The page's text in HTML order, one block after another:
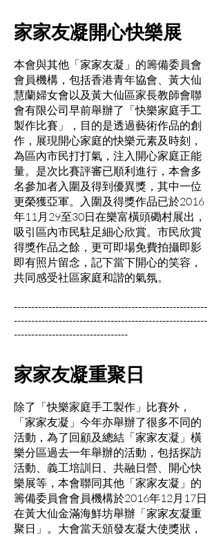
家家友凝開心快樂展
本會與其他「家家友凝」的籌備委員會
會員機構，包括香港青年協會、黃大仙
慧蘭婦女會以及黃大仙區家長教師會聯
會有限公司早前舉辦了「快樂家庭手工
製作比賽」，目的是透過藝術作品的創
作，展現開心家庭的快樂元素及時刻，
為區內市民打打氣，注入開心家庭正能
量。是次比賽評審已順利進行，本會多
名參加者入圍及得到優異獎，其中一位
更榮獲亞軍。入圍及得獎作品已於2016
年11月29至30日在樂富橫頭磡村展出，
吸引區內市民駐足細心欣賞。市民欣賞
得獎作品之餘，更可即場免費拍攝即影
即有照片留念，記下當下開心的笑容，
共同感受社區家庭和諧的氣氛。
--------------------------------------------------------
--------------------------------------------------------
---------------------------------
家家友凝重聚日
除了「快樂家庭手工製作」比賽外，
「家家友凝」今年亦舉辦了很多不同的
活動，為了回顧及總結「家家友凝」橫
樂分區過去一年舉辦的活動，包括探訪
活動、義工培訓日、共融日營、開心快
樂展等，本會聯同其他「家家友凝」的
籌備委員會會員機構於2016年12月17日
在黃大仙金滿海鮮坊舉辦「家家友凝重
聚日」。大會當天頒發友凝大使獎狀，